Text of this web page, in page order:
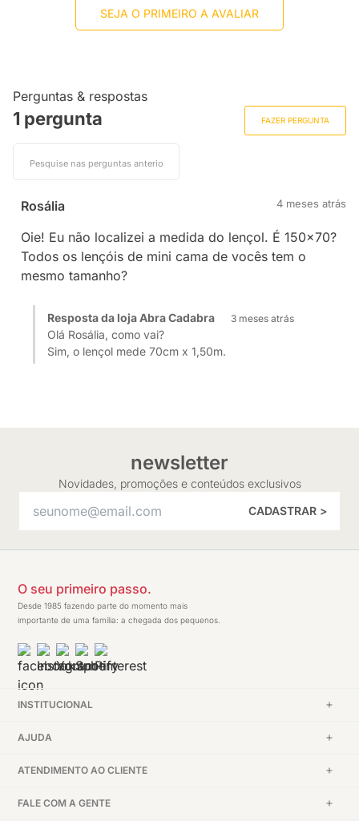
SEJA O PRIMEIRO A AVALIAR
Perguntas & respostas
1 pergunta FAZER PERGUNTA
Rosália 4 meses atrás
Oie! Eu não localizei a medida do lençol. É 150x70?
Todos os lençóis de mini cama de vocês tem o
mesmo tamanho?
Resposta da loja Abra Cadabra 3 meses atrás
Olá Rosália, como vai?
Sim, o lençol mede 70cm x 1,50m.
newsletter
Novidades, promoções e conteúdos exclusivos
CADASTRAR >
O seu primeiro passo.
Desde 1985 fazendo parte do momento mais
importante de uma família: a chegada dos pequenos.
INSTITUCIONAL
AJUDA
ATENDIMENTO AO CLIENTE
FALE COM A GENTE